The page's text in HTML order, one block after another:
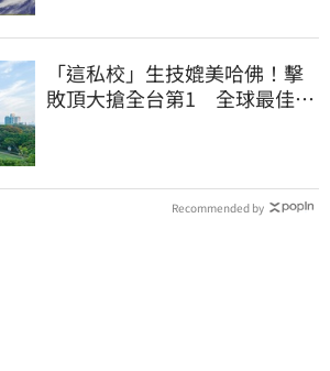
「這私校」生技媲美哈佛！擊
敗頂大搶全台第1 全球最佳大
Recommended by